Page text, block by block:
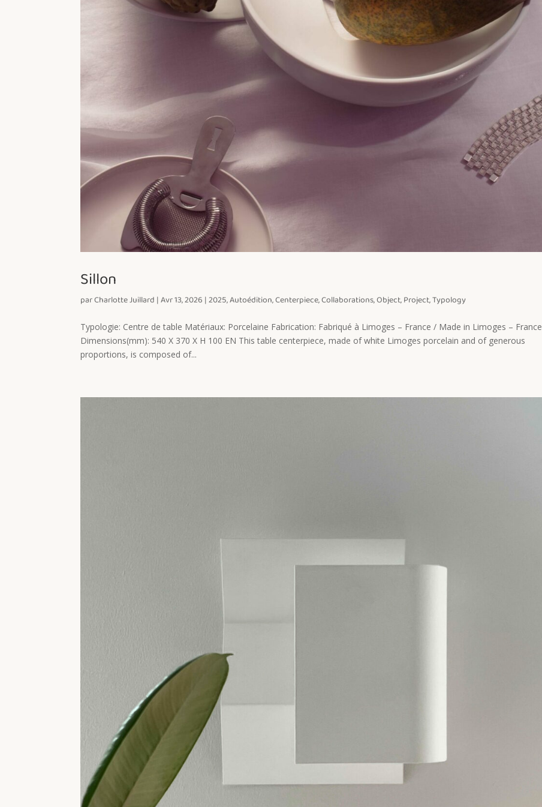
Sillon
parCharlotte Juillard |Avr 13, 2026 |2025,Autoédition,Centerpiece,Collaborations,Object,Project,Typology
Typologie: Centre de table Matériaux: Porcelaine Fabrication: Fabriqué à Limoges – France / Made in Limoges – France
Dimensions(mm): 540 X 370 X H 100 EN This table centerpiece, made of white Limoges porcelain and of generous
proportions, is composed of...